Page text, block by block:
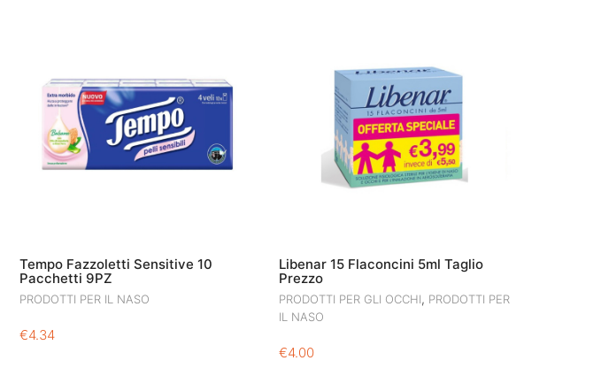
Tempo Fazzoletti Sensitive 10
Pacchetti 9PZ
PRODOTTI PER IL NASO
€4.34
Libenar 15 Flaconcini 5ml Taglio
Prezzo
PRODOTTI PER GLI OCCHI, PRODOTTI PER
IL NASO
€4.00